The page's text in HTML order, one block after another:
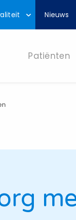
Nieuws
Patiënten